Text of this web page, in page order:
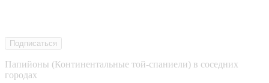
Подписаться
Папийоны (Континентальные той-спаниели) в соседних
городах